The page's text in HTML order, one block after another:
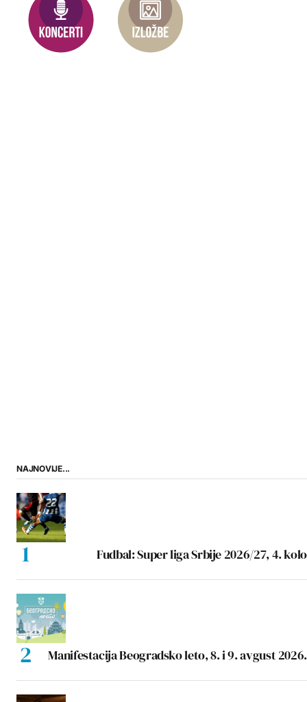
NAJNOVIJE...
Fudbal: Super liga Srbije 2026/27, 4. kolo
Manifestacija Beogradsko leto, 8. i 9. avgust 2026.